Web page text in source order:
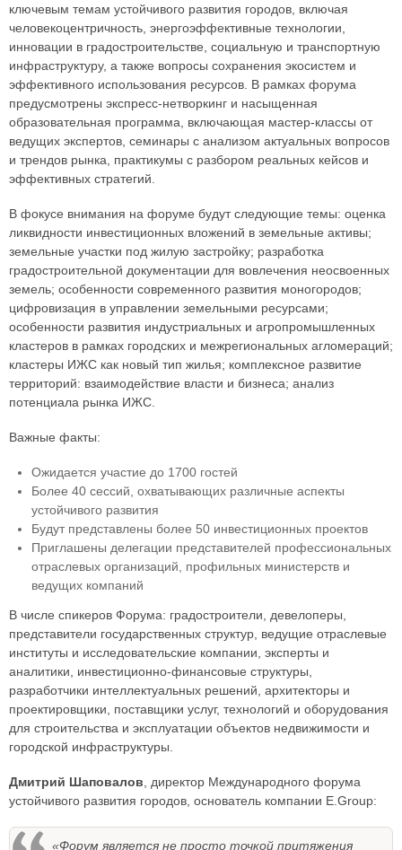
ключевым темам устойчивого развития городов, включая
человекоцентричность, энергоэффективные технологии,
инновации в градостроительстве, социальную и транспортную
инфраструктуру, а также вопросы сохранения экосистем и
эффективного использования ресурсов. В рамках форума
предусмотрены экспресс-нетворкинг и насыщенная
образовательная программа, включающая мастер-классы от
ведущих экспертов, семинары с анализом актуальных вопросов
и трендов рынка, практикумы с разбором реальных кейсов и
эффективных стратегий.
В фокусе внимания на форуме будут следующие темы: оценка
ликвидности инвестиционных вложений в земельные активы;
земельные участки под жилую застройку; разработка
градостроительной документации для вовлечения неосвоенных
земель; особенности современного развития моногородов;
цифровизация в управлении земельными ресурсами;
особенности развития индустриальных и агропромышленных
кластеров в рамках городских и межрегиональных агломераций;
кластеры ИЖС как новый тип жилья; комплексное развитие
территорий: взаимодействие власти и бизнеса; анализ
потенциала рынка ИЖС.
Важные факты:
Ожидается участие до 1700 гостей
Более 40 сессий, охватывающих различные аспекты
устойчивого развития
Будут представлены более 50 инвестиционных проектов
Приглашены делегации представителей профессиональных
отраслевых организаций, профильных министерств и
ведущих компаний
В числе спикеров Форума: градостроители, девелоперы,
представители государственных структур, ведущие отраслевые
институты и исследовательские компании, эксперты и
аналитики, инвестиционно-финансовые структуры,
разработчики интеллектуальных решений, архитекторы и
проектировщики, поставщики услуг, технологий и оборудования
для строительства и эксплуатации объектов недвижимости и
городской инфраструктуры.
Дмитрий Шаповалов , директор Международного форума
устойчивого развития городов, основатель компании E.Group:
«Форум является не просто точкой притяжения